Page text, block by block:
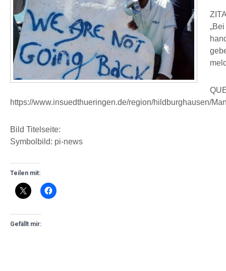
https://www.insuedthueringen.de/region/hildburghausen/
Bild Titelseite:
Symbolbild: pi-news
Teilen mit:
Gefällt mir: